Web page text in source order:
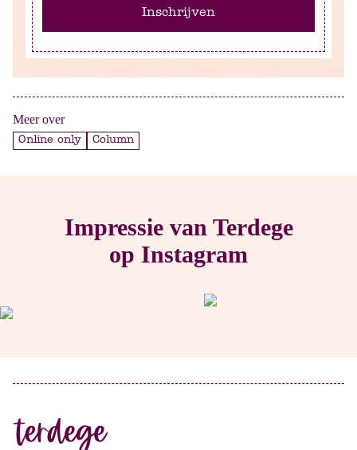
Inschrijven
Meer over
Online only Column
Impressie van Terdege
op Instagram